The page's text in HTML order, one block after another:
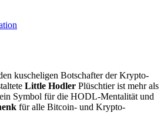
kuscheligen Botschafter der Krypto-
Little Hodler Plüschtier ist mehr als
Symbol für die HODL-Mentalität und
für alle Bitcoin- und Krypto-